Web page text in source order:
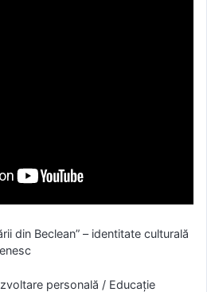
din Beclean” – identitate culturală
personală / Educație